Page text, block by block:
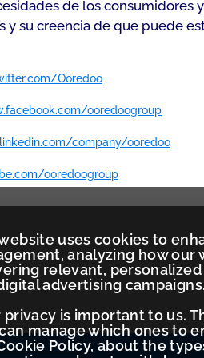
uses cookies to
analyzing how our
relevant,
advertising
privacy is important to us.
manage which ones to
Policy, about the
de los consumidores
y su creencia de que puede
Ooredoo
ooredoogroup
company/ooredoo
ooredoogroup